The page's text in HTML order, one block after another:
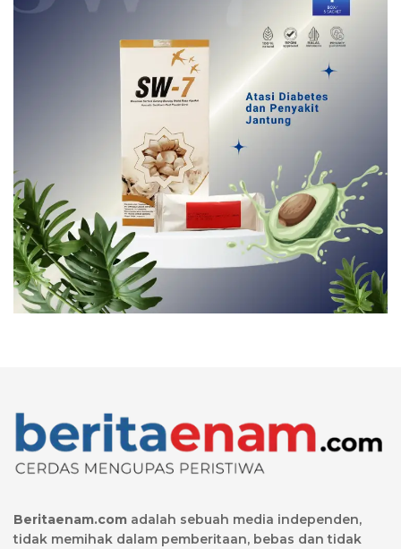
Beritaenam.com adalah sebuah media independen,
tidak memihak dalam pemberitaan, bebas dan tidak